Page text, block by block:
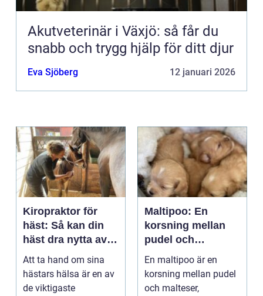
Akutveterinär i Växjö: så får du
snabb och trygg hjälp för ditt djur
Eva Sjöberg 12 januari 2026
Kiropraktor för
häst: Så kan din
häst dra nytta av
behandling
Att ta hand om sina
hästars hälsa är en av
de viktigaste
Maltipoo: En
korsning mellan
pudel och
malteser
En maltipoo är en
korsning mellan pudel
och malteser,